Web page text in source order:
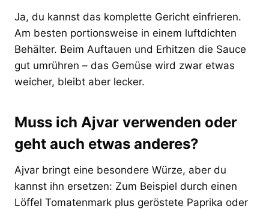
Ja, du kannst das komplette Gericht einfrieren.
Am besten portionsweise in einem luftdichten
Behälter. Beim Auftauen und Erhitzen die Sauce
gut umrühren – das Gemüse wird zwar etwas
weicher, bleibt aber lecker.
Muss ich Ajvar verwenden oder
geht auch etwas anderes?
Ajvar bringt eine besondere Würze, aber du
kannst ihn ersetzen: Zum Beispiel durch einen
Löffel Tomatenmark plus geröstete Paprika oder